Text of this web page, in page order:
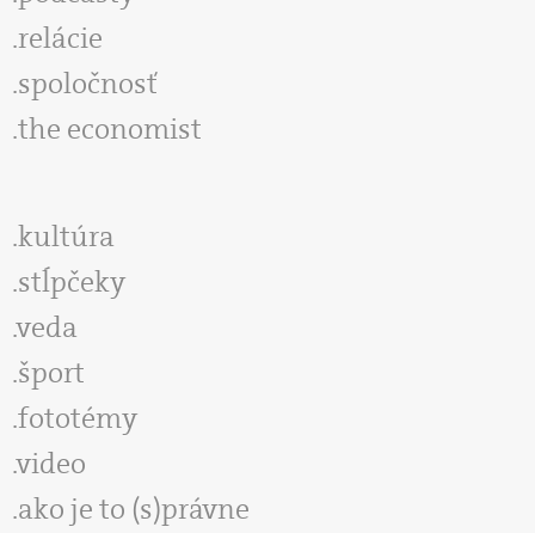
relácie
spoločnosť
the economist
kultúra
stĺpčeky
veda
šport
fototémy
video
ako je to (s)právne